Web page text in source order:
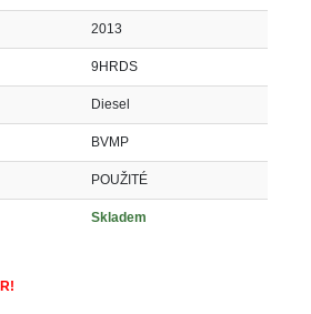
2013
9HRDS
Diesel
BVMP
POUŽITÉ
Skladem